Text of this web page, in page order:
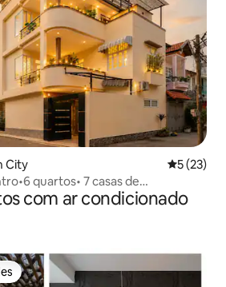
City
5 (23)
quartos• 7 casas de
KTV•Bi-a
com ar condicionado